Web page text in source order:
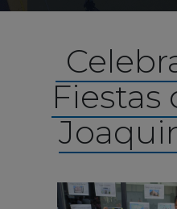
Fiestas